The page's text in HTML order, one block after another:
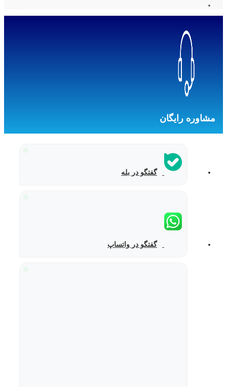
مشاوره رایگان
گفتگو در بله
گفتگو در واتساپ